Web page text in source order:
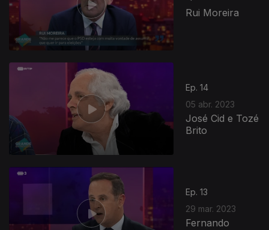
Rui Moreira
Ep. 14
05 abr. 2023
José Cid e Tozé
Brito
Ep. 13
29 mar. 2023
Fernando